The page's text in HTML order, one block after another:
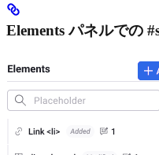
Elements パネルでの